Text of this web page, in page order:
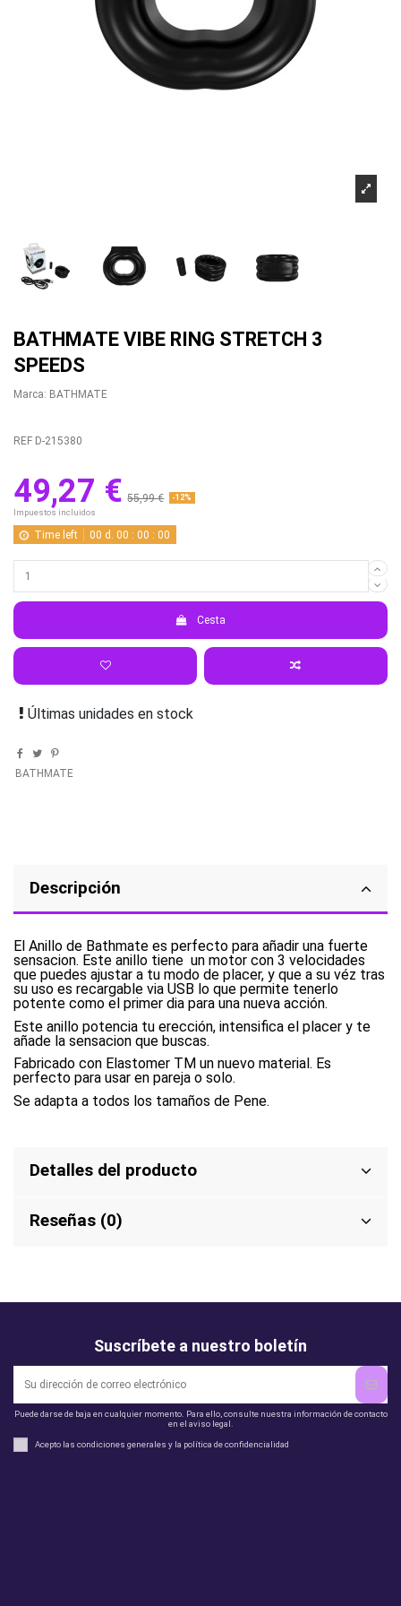
BATHMATE VIBE RING STRETCH 3
SPEEDS
Marca: BATHMATE
REF D-215380
49,27 € 55,99 € -12%
Impuestos incluidos
Time left 00 d. 00 :00 :00
Cesta
Últimas unidades en stock
BATHMATE
Descripción
El Anillo de Bathmate es perfecto para añadir una fuerte
sensacion. Este anillo tiene un motor con 3 velocidades
que puedes ajustar a tu modo de placer, y que a su véz tras
su uso es recargable via USB lo que permite tenerlo
potente como el primer dia para una nueva acción.
Este anillo potencia tu erección, intensifica el placer y te
añade la sensacion que buscas.
Fabricado con Elastomer TM un nuevo material. Es
perfecto para usar en pareja o solo.
Se adapta a todos los tamaños de Pene.
Detalles del producto
Reseñas (0)
Suscríbete a nuestro boletín
Puede darse de baja en cualquier momento. Para ello, consulte nuestra información de contacto
en el aviso legal.
Acepto las condiciones generales y la política de confidencialidad